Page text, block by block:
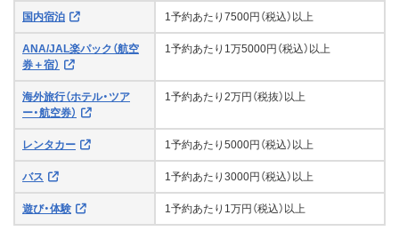
国内宿泊 1予約あたり7500円（税込）以上
ANA/JAL楽パック（航空
券＋宿）
1予約あたり1万5000円（税込）以上
海外旅行（ホテル・ツア
ー・航空券）
1予約あたり2万円（税抜）以上
レンタカー 1予約あたり5000円（税込）以上
バス 1予約あたり3000円（税込）以上
遊び・体験 1予約あたり1万円（税込）以上